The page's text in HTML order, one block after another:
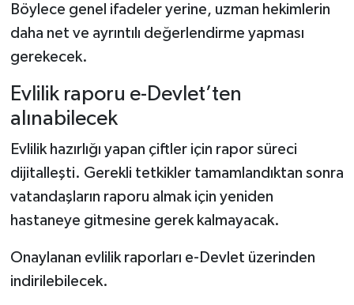
Böylece genel ifadeler yerine, uzman hekimlerin
daha net ve ayrıntılı değerlendirme yapması
gerekecek.
Evlilik raporu e-Devlet’ten
alınabilecek
Evlilik hazırlığı yapan çiftler için rapor süreci
dijitalleşti. Gerekli tetkikler tamamlandıktan sonra
vatandaşların raporu almak için yeniden
hastaneye gitmesine gerek kalmayacak.
Onaylanan evlilik raporları e-Devlet üzerinden
indirilebilecek.